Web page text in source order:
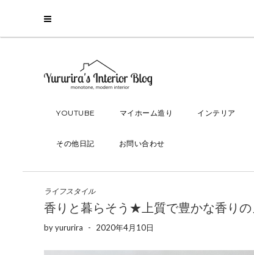
YOUTUBE マイホーム造り インテリア
その他日記 お問い合わせ
ライフスタイル
香りと暮らそう★上質で豊かな香りの
byyururira - 2020年4月10日